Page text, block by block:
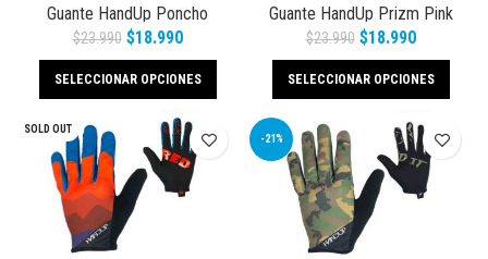
Guante HandUp Poncho
$23.990 $18.990
SELECCIONAR OPCIONES
Guante HandUp Prizm Pink
$23.990 $18.990
SELECCIONAR OPCIONES
SOLD OUT
-21%